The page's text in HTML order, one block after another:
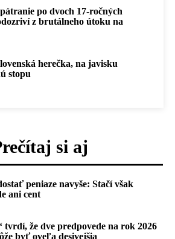
po dvoch 17-ročných
z brutálneho útoku na
herečka, na javisku
stopu
si aj
peniaze navyše: Stačí však
ani cent
tvrdí, že dve predpovede na rok 2026
byť oveľa desivejšia